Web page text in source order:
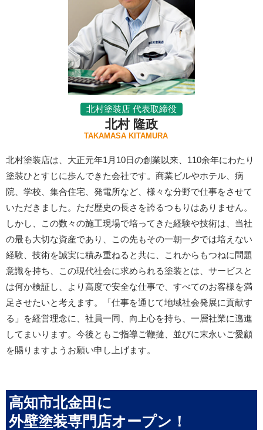
北村塗装店 代表取締役
北村 隆政
TAKAMASA KITAMURA
北村塗装店は、大正元年1月10日の創業以来、110余年にわたり
塗装ひとすじに歩んできた会社です。商業ビルやホテル、病
院、学校、集合住宅、発電所など、様々な分野で仕事をさせて
いただきました。ただ歴史の長さを誇るつもりはありません。
しかし、この数々の施工現場で培ってきた経験や技術は、当社
の最も大切な資産であり、この先もその一朝一夕では培えない
経験、技術を誠実に積み重ねると共に、これからもつねに問題
意識を持ち、この現代社会に求められる塗装とは、サービスと
は何か検証し、より高度で安全な仕事で、すべてのお客様を満
足させたいと考えます。「仕事を通じて地域社会発展に貢献す
る」を経営理念に、社員一同、向上心を持ち、一層社業に邁進
してまいります。今後ともご指導ご鞭撻、並びに末永いご愛顧
を賜りますようお願い申し上げます。
高知市北金田に
外壁塗装専門店オープン！